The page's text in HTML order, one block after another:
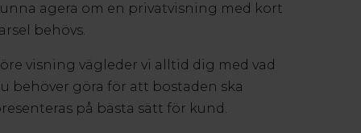
agera om en privatvisning med kort
behövs.
visning vägleder vi alltid dig med vad
behöver göra för att bostaden ska
på bästa sätt för kund.